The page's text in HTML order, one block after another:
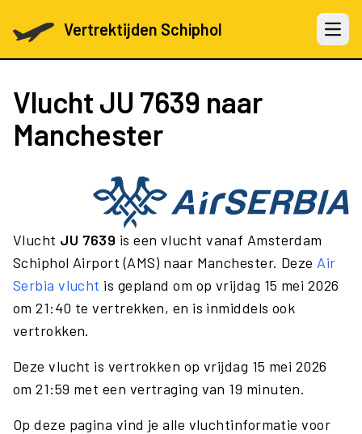
Vertrektijden Schiphol Open
Vlucht JU 7639 naar
Manchester
Vlucht JU 7639 is een vlucht vanaf Amsterdam
Schiphol Airport (AMS) naar Manchester. Deze Air
Serbia vlucht is gepland om op vrijdag 15 mei 2026
om 21:40 te vertrekken, en is inmiddels ook
vertrokken.
Deze vlucht is vertrokken op vrijdag 15 mei 2026
om 21:59 met een vertraging van 19 minuten.
Op deze pagina vind je alle vluchtinformatie voor